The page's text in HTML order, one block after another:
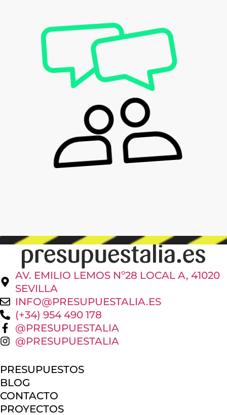
AV. EMILIO LEMOS Nº28 LOCAL A, 41020
SEVILLA
INFO@PRESUPUESTALIA.ES
(+34) 954 490 178
@PRESUPUESTALIA
@PRESUPUESTALIA
PRESUPUESTOS
BLOG
CONTACTO
PROYECTOS